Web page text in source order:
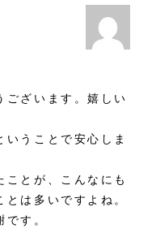
ございます。嬉しい
うことで安心しま
とが、こんなにも
は多いですよね。
す。